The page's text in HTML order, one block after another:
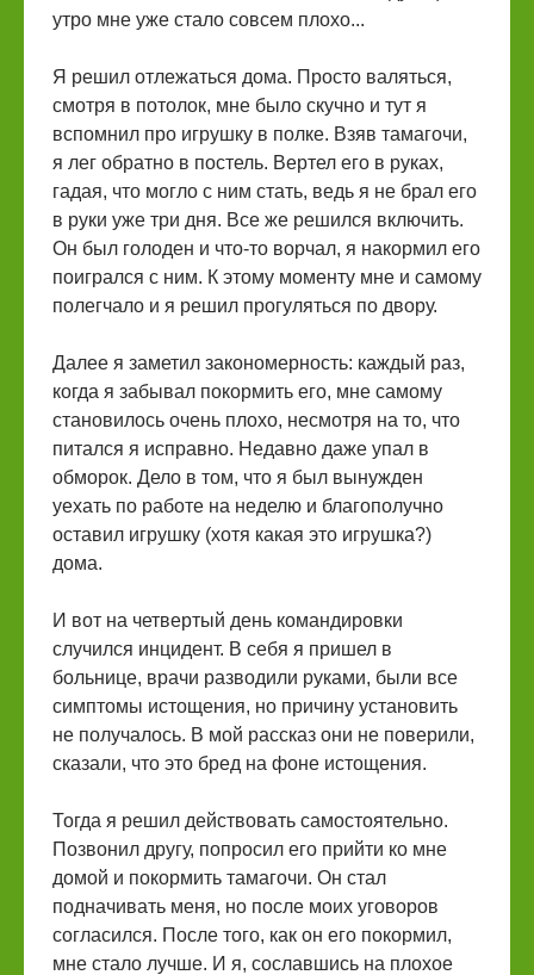
утро мне уже стало совсем плохо...
Я решил отлежаться дома. Просто валяться,
смотря в потолок, мне было скучно и тут я
вспомнил про игрушку в полке. Взяв тамагочи,
я лег обратно в постель. Вертел его в руках,
гадая, что могло с ним стать, ведь я не брал его
в руки уже три дня. Все же решился включить.
Он был голоден и что-то ворчал, я накормил его
поигрался с ним. К этому моменту мне и самому
полегчало и я решил прогуляться по двору.
Далее я заметил закономерность: каждый раз,
когда я забывал покормить его, мне самому
становилось очень плохо, несмотря на то, что
питался я исправно. Недавно даже упал в
обморок. Дело в том, что я был вынужден
уехать по работе на неделю и благополучно
оставил игрушку (хотя какая это игрушка?)
дома.
И вот на четвертый день командировки
случился инцидент. В себя я пришел в
больнице, врачи разводили руками, были все
симптомы истощения, но причину установить
не получалось. В мой рассказ они не поверили,
сказали, что это бред на фоне истощения.
Тогда я решил действовать самостоятельно.
Позвонил другу, попросил его прийти ко мне
домой и покормить тамагочи. Он стал
подначивать меня, но после моих уговоров
согласился. После того, как он его покормил,
мне стало лучше. И я, сославшись на плохое